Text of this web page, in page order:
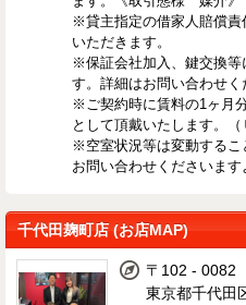
※貸主指定の借家人賠償責
いただきます。
※保証会社加入、鍵交換等
す。詳細はお問い合わせく
※ご契約時に賃料の1ヶ月
として頂戴いたします。（
※空室状況等は変動するこ
お問い合わせくださいます
千代田麹町店 (お店MAP)
〒102 - 0082
東京都千代田